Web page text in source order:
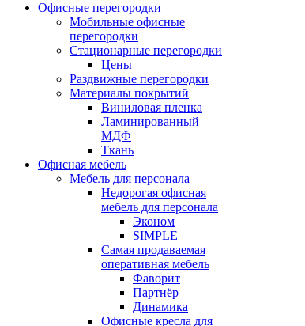
Офисные перегородки
Мобильные офисные
перегородки
Стационарные перегородки
Цены
Раздвижные перегородки
Материалы покрытий
Виниловая пленка
Ламинированный
МДФ
Ткань
Офисная мебель
Мебель для персонала
Недорогая офисная
мебель для персонала
Эконом
SIMPLE
Самая продаваемая
оперативная мебель
Фаворит
Партнёр
Динамика
Офисные кресла для